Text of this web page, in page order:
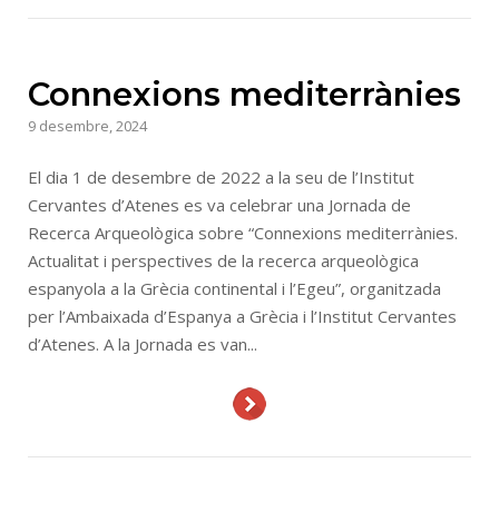
Connexions mediterrànies
9 desembre, 2024
El dia 1 de desembre de 2022 a la seu de l’Institut
Cervantes d’Atenes es va celebrar una Jornada de
Recerca Arqueològica sobre “Connexions mediterrànies.
Actualitat i perspectives de la recerca arqueològica
espanyola a la Grècia continental i l’Egeu”, organitzada
per l’Ambaixada d’Espanya a Grècia i l’Institut Cervantes
d’Atenes. A la Jornada es van...